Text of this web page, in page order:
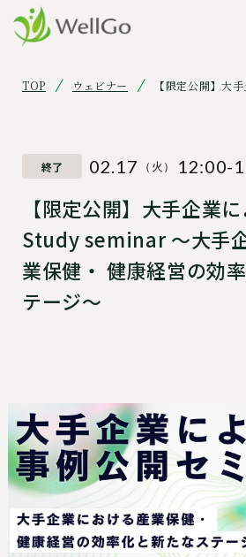
TOP ウェビナー 【限定公開】大
終了 02.17 （火） 12:00-
【限定公開】大手企業
Study seminar 〜大手
業保健・ 健康経営の効
テージ〜